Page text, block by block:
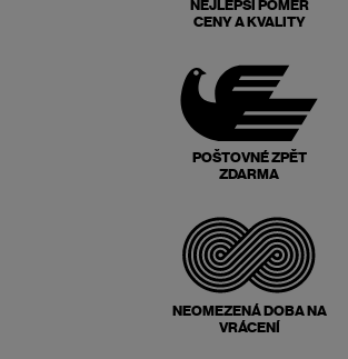
NEJLEPŠÍ POMĚR
CENY A KVALITY
POŠTOVNÉ ZPĚT
ZDARMA
NEOMEZENÁ DOBA NA
VRÁCENÍ